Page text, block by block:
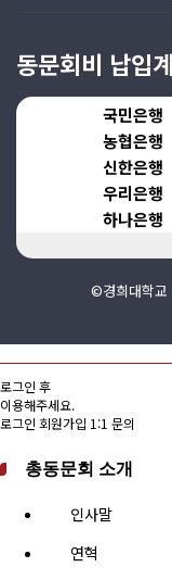
동문회비 납입
국민은행
농협은행
신한은행
우리은행
하나은행
©경희대학
로그인 후
이용해주세요.
로그인 회원가입 1:1 문의
총동문회 소개
인사말
연혁